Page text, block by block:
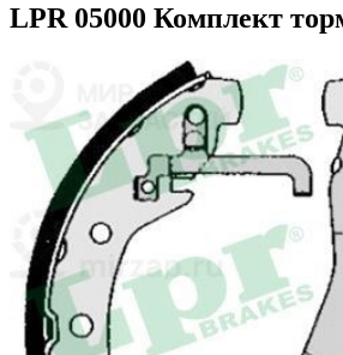
LPR 05000 Комплект